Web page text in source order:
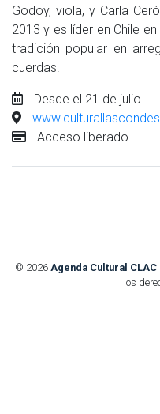
Godoy, viola, y Carla
2013 y es líder en Chile
tradición popular en
cuerdas.
Desde el 21 de julio
Acceso liberado
© 2026 Agenda Cultural CLAC
los